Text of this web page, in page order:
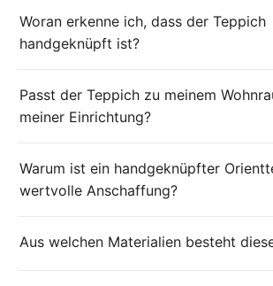
Woran erkenne ich, dass der Teppich
handgeknüpft ist?
Passt der Teppich zu meinem
meiner Einrichtung?
Warum ist ein handgeknüpfter
wertvolle Anschaffung?
Aus welchen Materialien besteht